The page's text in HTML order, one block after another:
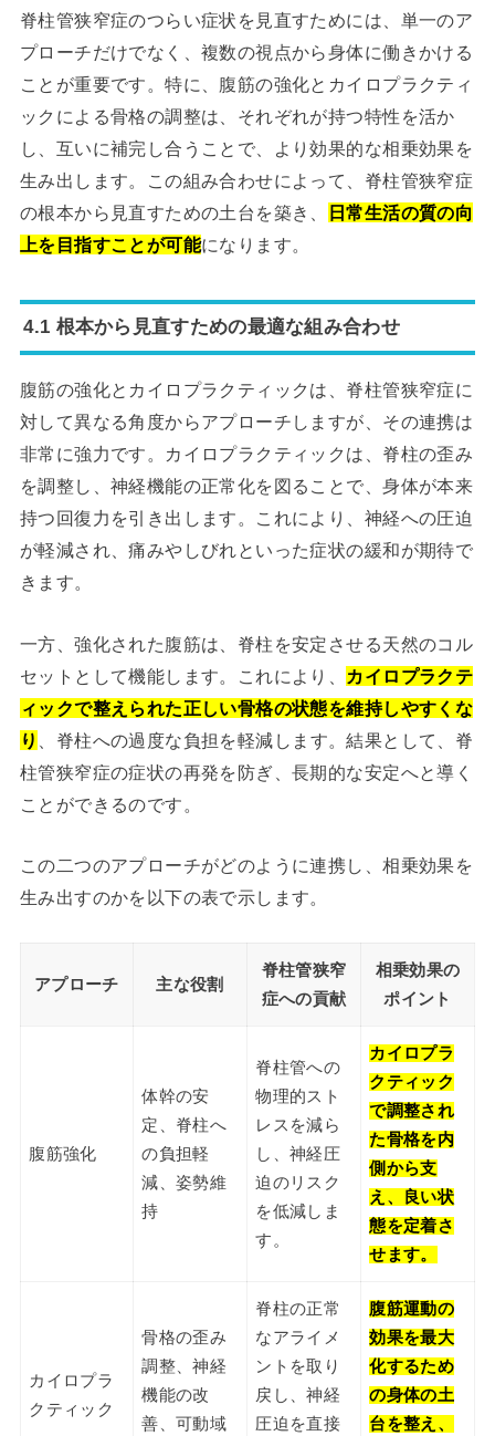
脊柱管狭窄症のつらい症状を見直すためには、単一のア
プローチだけでなく、複数の視点から身体に働きかける
ことが重要です。特に、腹筋の強化とカイロプラクティ
ックによる骨格の調整は、それぞれが持つ特性を活か
し、互いに補完し合うことで、より効果的な相乗効果を
生み出します。この組み合わせによって、脊柱管狭窄症
の根本から見直すための土台を築き、
日常生活の質の向
上を目指すことが可能になります。
4.1 根本から見直すための最適な組み合わせ
腹筋の強化とカイロプラクティックは、脊柱管狭窄症に
対して異なる角度からアプローチしますが、その連携は
非常に強力です。カイロプラクティックは、脊柱の歪み
を調整し、神経機能の正常化を図ることで、身体が本来
持つ回復力を引き出します。これにより、神経への圧迫
が軽減され、痛みやしびれといった症状の緩和が期待で
きます。
一方、強化された腹筋は、脊柱を安定させる天然のコル
セットとして機能します。これにより、 カイロプラクテ
ィックで整えられた正しい骨格の状態を維持しやすくな
り
、脊柱への過度な負担を軽減します。結果として、脊
柱管狭窄症の症状の再発を防ぎ、長期的な安定へと導く
ことができるのです。
この二つのアプローチがどのように連携し、相乗効果を
生み出すのかを以下の表で示します。
アプローチ 主な役割
脊柱管狭窄
症への貢献
相乗効果の
ポイント
腹筋強化
体幹の安
定、脊柱へ
の負担軽
減、姿勢維
持
脊柱管への
物理的スト
レスを減ら
し、神経圧
迫のリスク
を低減しま
す。
カイロプラ
クティック
で調整され
た骨格を内
側から支
え、良い状
態を定着さ
せます。
カイロプラ
クティック
骨格の歪み
調整、神経
機能の改
善、可動域
脊柱の正常
なアライメ
ントを取り
戻し、神経
圧迫を直接
腹筋運動の
効果を最大
化するため
の身体の土
台を整え、